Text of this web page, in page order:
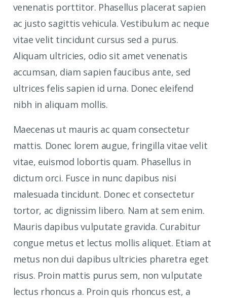
venenatis porttitor. Phasellus placerat sapien
ac justo sagittis vehicula. Vestibulum ac neque
vitae velit tincidunt cursus sed a purus.
Aliquam ultricies, odio sit amet venenatis
accumsan, diam sapien faucibus ante, sed
ultrices felis sapien id urna. Donec eleifend
nibh in aliquam mollis.
Maecenas ut mauris ac quam consectetur
mattis. Donec lorem augue, fringilla vitae velit
vitae, euismod lobortis quam. Phasellus in
dictum orci. Fusce in nunc dapibus nisi
malesuada tincidunt. Donec et consectetur
tortor, ac dignissim libero. Nam at sem enim.
Mauris dapibus vulputate gravida. Curabitur
congue metus et lectus mollis aliquet. Etiam at
metus non dui dapibus ultricies pharetra eget
risus. Proin mattis purus sem, non vulputate
lectus rhoncus a. Proin quis rhoncus est, a